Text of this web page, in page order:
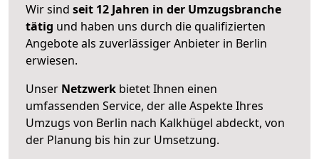
Wir sind seit 12 Jahren in der Umzugsbranche
tätig und haben uns durch die qualifizierten
Angebote als zuverlässiger Anbieter in Berlin
erwiesen.
Unser Netzwerk bietet Ihnen einen
umfassenden Service, der alle Aspekte Ihres
Umzugs von Berlin nach Kalkhügel abdeckt, von
der Planung bis hin zur Umsetzung.